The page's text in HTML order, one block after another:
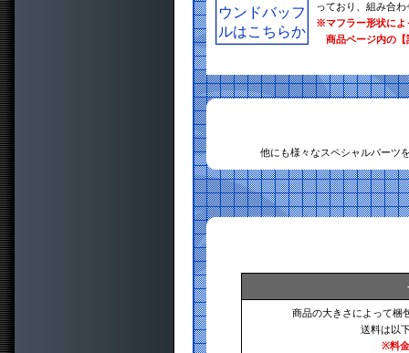
っており、組み合
※マフラー形状によ
商品ページ内の【
他にも様々なスペシャルパーツ
商品の大きさによって梱
送料は以
※料